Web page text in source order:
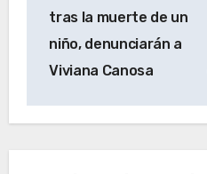
tras la muerte de un
niño, denunciarán a
Viviana Canosa